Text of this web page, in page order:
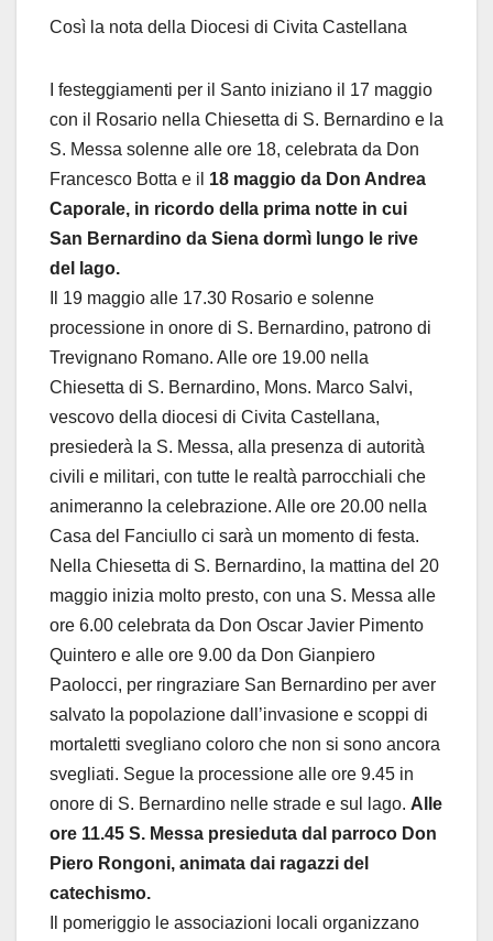
Così la nota della Diocesi di Civita Castellana
I festeggiamenti per il Santo iniziano il 17 maggio
con il Rosario nella Chiesetta di S. Bernardino e la
S. Messa solenne alle ore 18, celebrata da Don
Francesco Botta e il 18 maggio da Don Andrea
Caporale, in ricordo della prima notte in cui
San Bernardino da Siena dormì lungo le rive
del lago.
Il 19 maggio alle 17.30 Rosario e solenne
processione in onore di S. Bernardino, patrono di
Trevignano Romano. Alle ore 19.00 nella
Chiesetta di S. Bernardino, Mons. Marco Salvi,
vescovo della diocesi di Civita Castellana,
presiederà la S. Messa, alla presenza di autorità
civili e militari, con tutte le realtà parrocchiali che
animeranno la celebrazione. Alle ore 20.00 nella
Casa del Fanciullo ci sarà un momento di festa.
Nella Chiesetta di S. Bernardino, la mattina del 20
maggio inizia molto presto, con una S. Messa alle
ore 6.00 celebrata da Don Oscar Javier Pimento
Quintero e alle ore 9.00 da Don Gianpiero
Paolocci, per ringraziare San Bernardino per aver
salvato la popolazione dall’invasione e scoppi di
mortaletti svegliano coloro che non si sono ancora
svegliati. Segue la processione alle ore 9.45 in
onore di S. Bernardino nelle strade e sul lago. Alle
ore 11.45 S. Messa presieduta dal parroco Don
Piero Rongoni, animata dai ragazzi del
catechismo.
Il pomeriggio le associazioni locali organizzano